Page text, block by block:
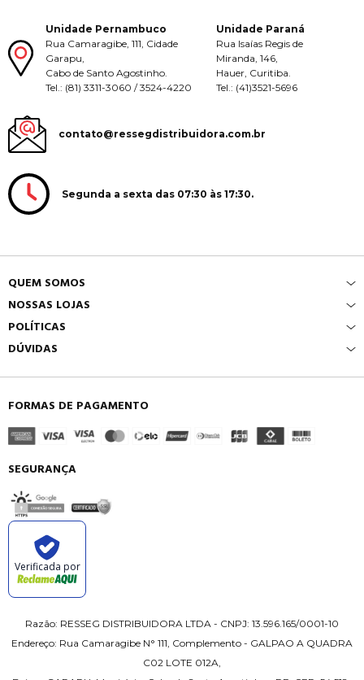
Unidade Pernambuco
Rua Camaragibe, 111, Cidade
Garapu,
Cabo de Santo Agostinho.
Tel.: (81) 3311-3060 / 3524-4220
Unidade Paraná
Rua Isaías Regis de
Miranda, 146,
Hauer, Curitiba.
Tel.: (41)3521-5696
contato@ressegdistribuidora.com.br
Segunda a sexta das 07:30 às 17:30.
QUEM SOMOS
NOSSAS LOJAS
POLÍTICAS
DÚVIDAS
FORMAS DE PAGAMENTO
SEGURANÇA
Verificada por
Razão: RESSEG DISTRIBUIDORA LTDA - CNPJ: 13.596.165/0001-10
Endereço: Rua Camaragibe N° 111, Complemento - GALPAO A QUADRA
C02 LOTE 012A,